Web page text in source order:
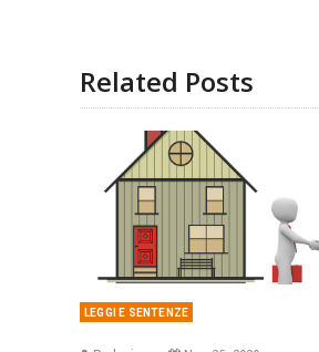
Related Posts
LEGGI E SENTENZE